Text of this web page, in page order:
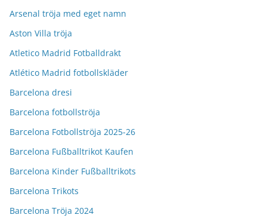
Arsenal tröja med eget namn
Aston Villa tröja
Atletico Madrid Fotballdrakt
Atlético Madrid fotbollskläder
Barcelona dresi
Barcelona fotbollströja
Barcelona Fotbollströja 2025-26
Barcelona Fußballtrikot Kaufen
Barcelona Kinder Fußballtrikots
Barcelona Trikots
Barcelona Tröja 2024